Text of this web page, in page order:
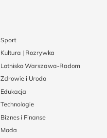
Sport
Kultura | Rozrywka
Lotnisko Warszawa-Radom
Zdrowie i Uroda
Edukacja
Technologie
Biznes i Finanse
Moda